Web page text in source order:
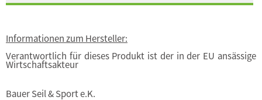
Informationen zum Hersteller:
Verantwortlich für dieses Produkt ist der in der EU ansässige
Wirtschaftsakteur
Bauer Seil & Sport e.K.